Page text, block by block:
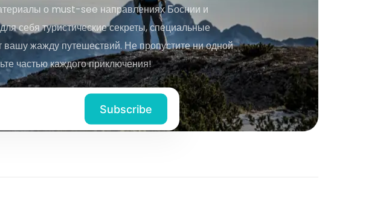
о must-see направлениях Боснии и
себя туристические секреты, специальные
жажду путешествий. Не пропустите ни одной
частью каждого приключения!